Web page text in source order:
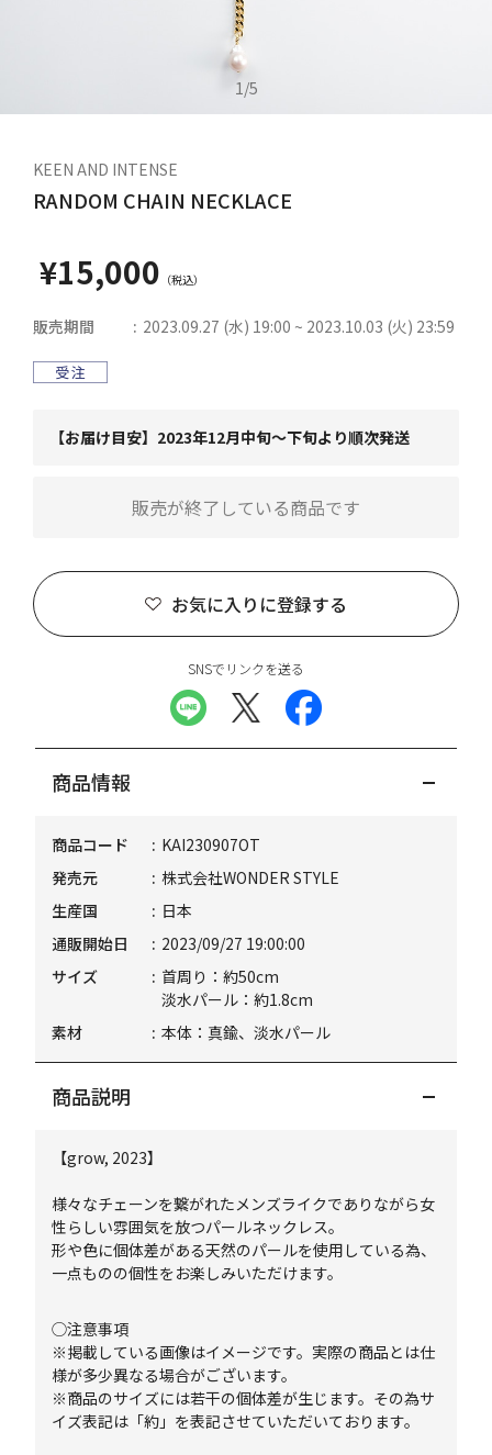
1/5
KEEN AND INTENSE
RANDOM CHAIN NECKLACE
¥15,000
販売期間 2023.09.27 (水) 19:00 ~ 2023.10.03 (火) 23:59
【お届け目安】2023年12月中旬～下旬より順次発送
お気に入りに登録する
販売が終了している商品です
SNSでリンクを送る
商品情報
商品コード
KAI230907OT
発売元
株式会社WONDER STYLE
生産国
日本
通販開始日
2023/09/27 19:00:00
サイズ
首周り：約50cm
淡水パール：約1.8cm
素材
本体：真鍮、淡水パール
商品説明
【grow, 2023】
様々なチェーンを繋がれたメンズライクでありながら女
性らしい雰囲気を放つパールネックレス。
形や色に個体差がある天然のパールを使用している為、
一点ものの個性をお楽しみいただけます。
◯注意事項
※掲載している画像はイメージです。実際の商品とは仕
様が多少異なる場合がございます。
※商品のサイズには若干の個体差が生じます。その為サ
イズ表記は「約」を表記させていただいております。